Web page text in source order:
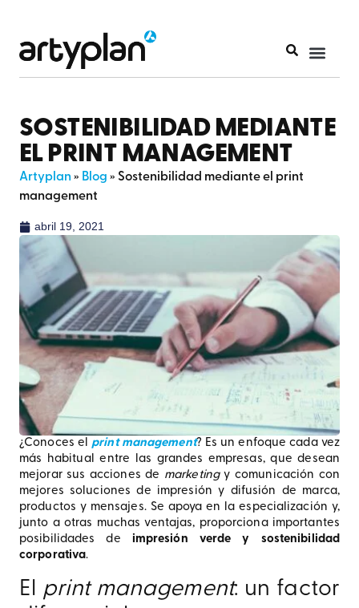
SOSTENIBILIDAD MEDIANTE
EL PRINT MANAGEMENT
Artyplan» Blog » Sostenibilidad mediante el print
management
abril 19, 2021
¿Conoces elprint management? Es un enfoque cada vez
más habitual entre las grandes empresas, que desean
mejorar sus acciones de marketingy comunicación con
mejores soluciones de impresión y difusión de marca,
productos y mensajes. Se apoya en la especialización y,
junto a otras muchas ventajas, proporciona importantes
posibilidades de impresión verde y sostenibilidad
corporativa.
El print management: un factor